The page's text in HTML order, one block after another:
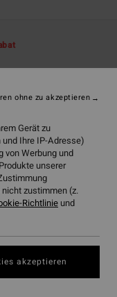
€
Pink
Gerät zu
Ihre IP-Adresse)
von Werbung und
unserer
zustimmen (z.
Richtlinie und
ohne zu akzeptieren
akzeptieren